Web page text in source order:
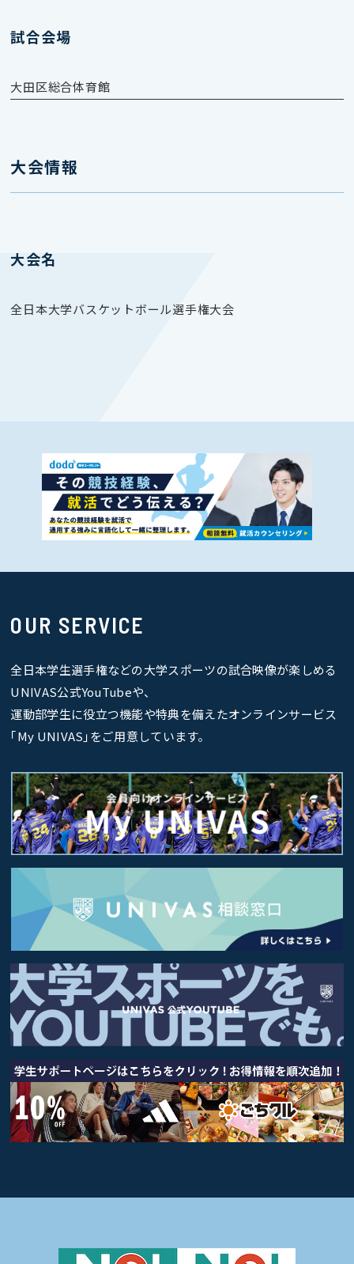
試合会場
大田区総合体育館
大会情報
大会名
全日本大学バスケットボール選手権大会
OUR SERVICE
全日本学生選手権などの大学スポーツの試合映像が楽しめる
UNIVAS公式YouTubeや、
運動部学生に役立つ機能や特典を備えたオンラインサービス
｢My UNIVAS｣をご用意しています。